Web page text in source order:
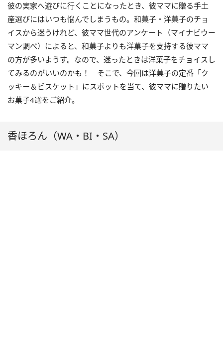
彼の実家へ遊びに行くことになったとき、彼ママに贈る手土
産選びにはいつも悩んでしまうもの。和菓子・洋菓子のチョ
イスから迷うけれど、彼ママ世代のアンケート（マイナビウー
マン調べ）によると、和菓子よりも洋菓子を支持する彼ママ
の方が多いようす。なので、迷ったときは洋菓子をチョイスし
てみるのがいいのかも！ そこで、今回は洋菓子の定番「ク
ッキー＆ビスケット」にスポットを当て、彼ママに贈りたい
お菓子4選をご紹介。
香ほろん（WA・BI・SA）